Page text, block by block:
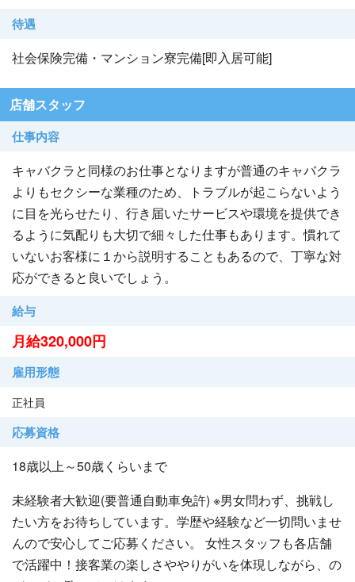
待遇
社会保険完備・マンション寮完備[即入居可能]
店舗スタッフ
仕事内容
キャバクラと同様のお仕事となりますが普通のキャバクラ
よりもセクシーな業種のため、トラブルが起こらないよう
に目を光らせたり、行き届いたサービスや環境を提供でき
るように気配りも大切で細々した仕事もあります。慣れて
いないお客様に１から説明することもあるので、丁寧な対
応ができると良いでしょう。
給与
月給320,000円
雇用形態
正社員
応募資格
18歳以上～50歳くらいまで
未経験者大歓迎(要普通自動車免許) ※男女問わず、挑戦し
たい方をお待ちしています。学歴や経験など一切問いませ
んので安心してご応募ください。 女性スタッフも各店舗
で活躍中！接客業の楽しさややりがいを体現しながら、の